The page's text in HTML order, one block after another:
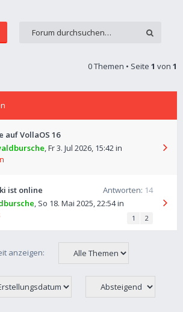
0 Themen • Seite 1 von 1
auf VollaOS 16
,Fr 3. Jul 2026, 15:42in
ist online Antworten: 14
, So 18. Mai 2025, 22:54in
1 2
anzeigen: